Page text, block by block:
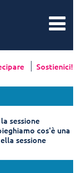
Sostienici!
sessione
cos'è una
sessione